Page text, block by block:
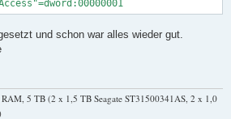
und schon war alles wieder gut.
5 TB (2 x 1,5 TB Seagate ST31500341AS, 2 x 1,0